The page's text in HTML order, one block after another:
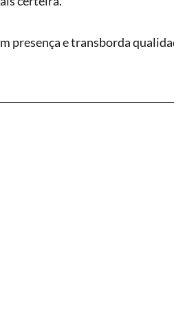
presença e transborda